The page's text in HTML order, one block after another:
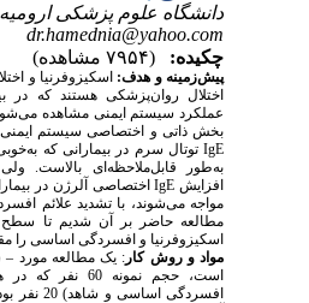
دانشگاه علوم پزشکی ارومیه
dr.hamednia@yahoo.com
چکیده:
(۷۹۵۴ مشاهده)
پیش‌زمینه و هدف: اسکیزوفرنیا و
اختلال روان‌پزشکی هستند که در
عملکرد سیستم ایمنی مشاهده
بخش ذاتی و اختصاصی سیستم
IgEتوتال سرم در بیمارانی که
به‌طور قابل‌ملاحظه‌ای بالاست.
افزایش IgEاختصاصی آلرژن در
مواجه می‌شوند، با تشدید علائم
مطالعه حاضر بر آن شدیم تا سطح
اسکیزوفرنیا و افسردگی اساسی را
مواد و روش کار : یک مطالعه مورد
است، حجم نمونه 60
افسردگی